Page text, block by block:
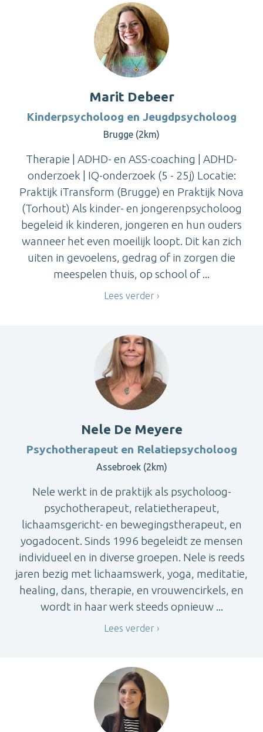
Marit Debeer
Kinderpsycholoog en Jeugdpsycholoog
Brugge (2km)
Therapie | ADHD- en ASS-coaching | ADHD-
onderzoek | IQ-onderzoek (5 - 25j) Locatie:
Praktijk iTransform (Brugge) en Praktijk Nova
(Torhout) Als kinder- en jongerenpsycholoog
begeleid ik kinderen, jongeren en hun ouders
wanneer het even moeilijk loopt. Dit kan zich
uiten in gevoelens, gedrag of in zorgen die
meespelen thuis, op school of ...
Lees verder
Nele De Meyere
Psychotherapeut en Relatiepsycholoog
Assebroek (2km)
Nele werkt in de praktijk als psycholoog-
psychotherapeut, relatietherapeut,
lichaamsgericht- en bewegingstherapeut, en
yogadocent. Sinds 1996 begeleidt ze mensen
individueel en in diverse groepen. Nele is reeds
jaren bezig met lichaamswerk, yoga, meditatie,
healing, dans, therapie, en vrouwencirkels, en
wordt in haar werk steeds opnieuw ...
Lees verder